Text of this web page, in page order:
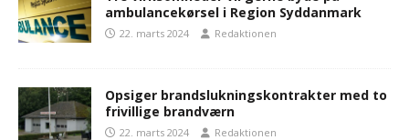
ambulancekørsel i Region Syddanmark
22. marts 2024 Redaktionen
Opsiger brandslukningskontrakter med to
frivillige brandværn
22. marts 2024 Redaktionen